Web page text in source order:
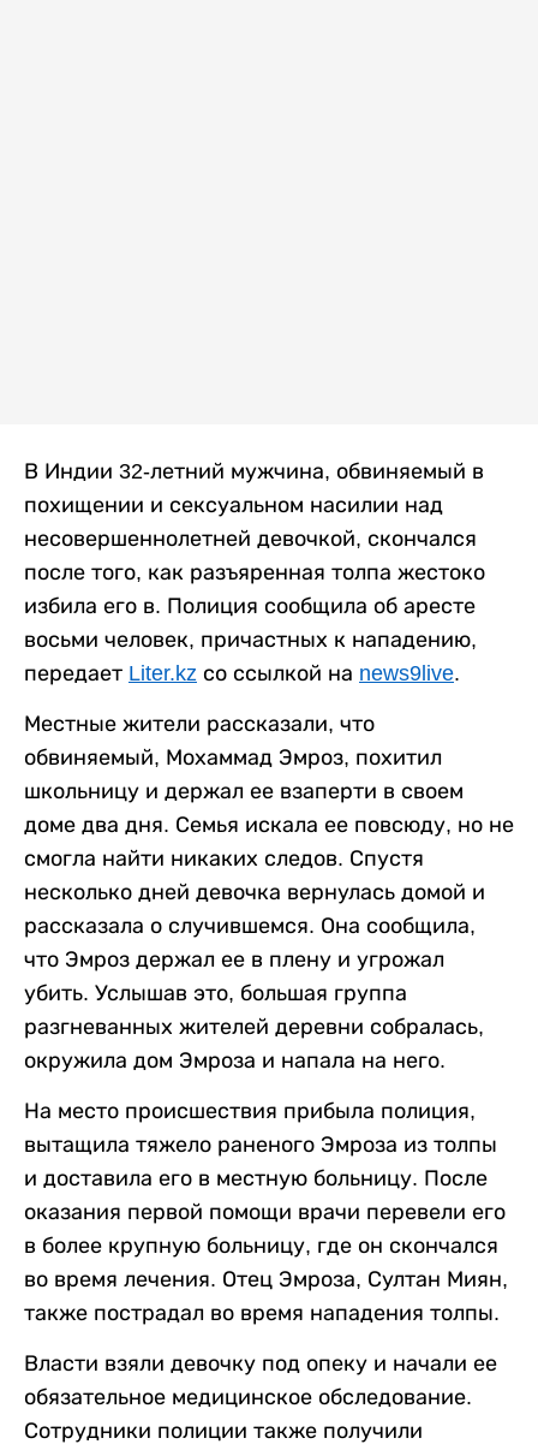
В Индии 32-летний мужчина, обвиняемый в
похищении и сексуальном насилии над
несовершеннолетней девочкой, скончался
после того, как разъяренная толпа жестоко
избила его в. Полиция сообщила об аресте
восьми человек, причастных к нападению,
передает Liter.kz со ссылкой на news9live.
Местные жители рассказали, что
обвиняемый, Мохаммад Эмроз, похитил
школьницу и держал ее взаперти в своем
доме два дня. Семья искала ее повсюду, но не
смогла найти никаких следов. Спустя
несколько дней девочка вернулась домой и
рассказала о случившемся. Она сообщила,
что Эмроз держал ее в плену и угрожал
убить. Услышав это, большая группа
разгневанных жителей деревни собралась,
окружила дом Эмроза и напала на него.
На место происшествия прибыла полиция,
вытащила тяжело раненого Эмроза из толпы
и доставила его в местную больницу. После
оказания первой помощи врачи перевели его
в более крупную больницу, где он скончался
во время лечения. Отец Эмроза, Султан Миян,
также пострадал во время нападения толпы.
Власти взяли девочку под опеку и начали ее
обязательное медицинское обследование.
Сотрудники полиции также получили